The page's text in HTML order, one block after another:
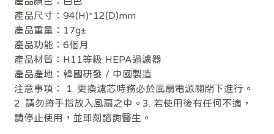
產品尺寸：94(H)*12(D)mm
產品重量：17g±
產品功能：6個月
產品材質：H11等級 HEPA過濾器
產品產地：韓國研發 / 中國製造
注意事項： 1. 更換濾芯時務必於風扇電源關閉下進行。
2. 請勿將手指放入風扇之中。3. 若使用後有任何不適，
請停止使用，並即刻諮詢醫生。